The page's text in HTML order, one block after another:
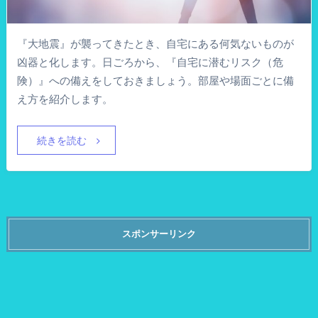
『大地震』が襲ってきたとき、自宅にある何気ないものが
凶器と化します。日ごろから、『自宅に潜むリスク（危
険）』への備えをしておきましょう。部屋や場面ごとに備
え方を紹介します。
続きを読む
スポンサーリンク